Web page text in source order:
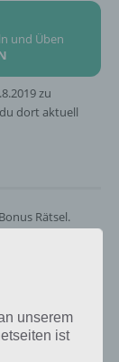
und Üben
zu
dort aktuell
Rätsel.
zum täglichen
Jahr, am
unserem
ist